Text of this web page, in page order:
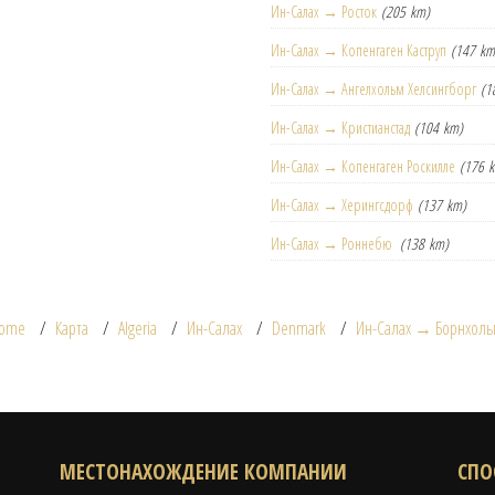
Ин-Салах → Росток (205 km)
Ин-Салах → Копенгаген Каструп (147
Ин-Салах → Ангелхольм Хелсингборг
Ин-Салах → Кристианстад (104 km)
Ин-Салах → Копенгаген Роскилле (176
Ин-Салах → Херингсдорф (137 km)
Ин-Салах → Роннебю (138 km)
Карта Algeria Ин-Салах Denmark Ин-Салах →
МЕСТОНАХОЖДЕНИЕ КОМПАНИИ